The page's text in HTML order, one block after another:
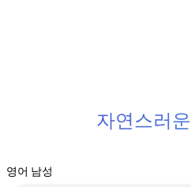
자연스러
영어 남성